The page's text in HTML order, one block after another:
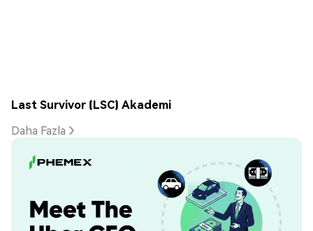
Last Survivor (LSC) Akademi
Daha Fazla